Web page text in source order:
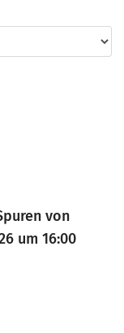
von
um 16:00